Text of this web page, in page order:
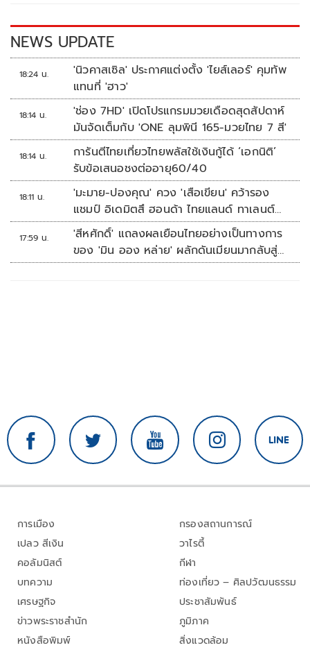
k k
NEWS UPDATE
18:24 น.
'นิวคาสเซิล' ประกาศแต่งตั้ง 'ไยส์เลอร์' คุมทัพ
แทนที่ 'ฮาว'
18:14 น.
'ช่อง 7HD' เปิดโปรแกรมมวยเดือดสุดสัปดาห์
มันจัดเต็มกับ 'ONE ลุมพินี 165-มวยไทย 7 สี'
18:14 น.
การันตีไทยเที่ยวไทยพลัสใช้เงินกู้ได้ ‘เอกนิติ’
รับข้อเสนอชงต่ออายุ60/40
18:11 น.
'มะมาย-ปองคุณ' ควง 'เสือเขียน' คว้ารอง
แชมป์ อิเดมิตสึ ฮอนด้า ไทยแลนด์ ทาเลนต์
คัพ สนาม 3
17:59 น.
'สีหศักดิ์' แถลงผลเยือนไทยอย่างเป็นทางการ
ของ 'มิน ออง หล่าย' ผลักดันเมียนมากลับสู่
อาเซียน
การเมือง
เปลว สีเงิน
คอลัมนิสต์
บทความ
เศรษฐกิจ
ข่าวพระราชสำนัก
หนังสือพิมพ์
กรองสถานการณ์
วาไรตี้
กีฬา
ท่องเที่ยว – ศิลปวัฒนธรรม
ประชาสัมพันธ์
ภูมิภาค
สิ่งแวดล้อม